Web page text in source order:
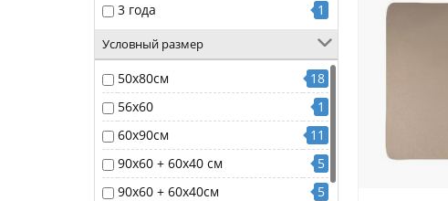
3 года
1
Условный размер
50х80см
18
56x60
1
60х90см
11
90x60 + 60x40 см
5
90x60 + 60x40см
5